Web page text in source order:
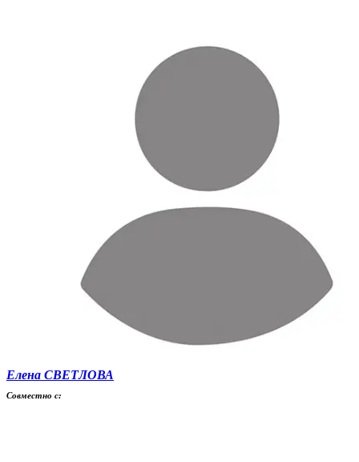
Елена СВЕТЛОВА
Совместно с: